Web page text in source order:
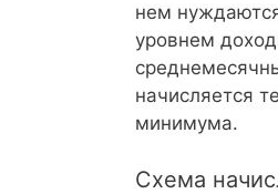
нем
уровнем
начисляется
минимума.
Схема